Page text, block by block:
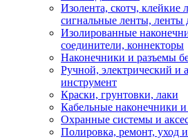
Изолента, скотч, клейкие
сигнальные ленты, ленты
Изолированные
соединители, коннекторы
Наконечники и разъемы
Ручной, электрический и
инструмент
Краски, грунтовки, лаки
Кабельные наконечники
Охранные системы и
Полировка, ремонт, уход